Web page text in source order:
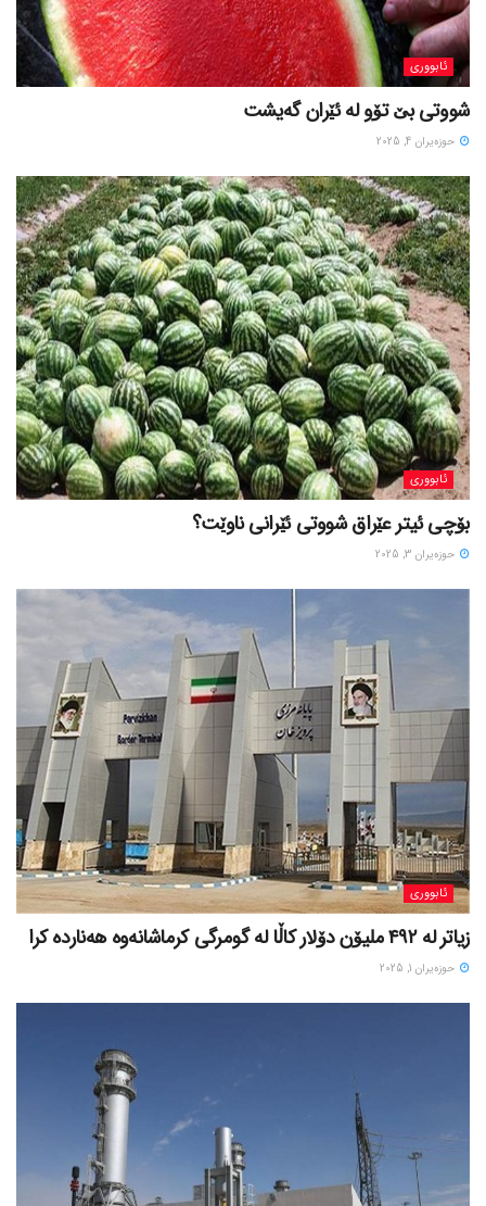
ئابووری
شووتی بێ تۆو لە ئێران گەیشت
حوزه‌یران 4, 2025
ئابووری
بۆچی ئیتر عێراق شووتی ئێرانی ناوێت؟
حوزه‌یران 3, 2025
ئابووری
زیاتر لە ٤٩٢ ملیۆن دۆلار کاڵا لە گومرگی کرماشانەوە هەناردە کرا
حوزه‌یران 1, 2025